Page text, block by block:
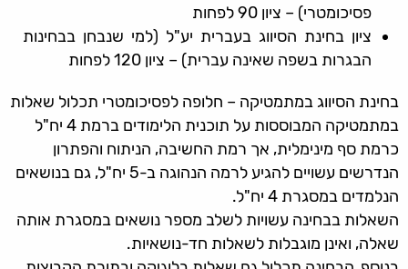
פסיכומטרי) – ציון 90 לפחות
ציון בחינת הסיווג בעברית יע"ל (למי שנבחן בבחינות
הבגרות בשפה שאינה עברית) – ציון 120 לפחות
בחינת הסיווג במתמטיקה – חלופה לפסיכומטרי תכלול שאלות
במתמטיקה המבוססות על תוכנית הלימודים ברמת 4 יח"ל
כרמת סף מינימלית, אך רמת החשיבה, הניתוח והפתרון
הנדרשים עשויים להגיע לרמה הנהוגה ב-5 יח"ל, גם בנושאים
הנלמדים במסגרת 4 יח"ל.
השאלות בבחינה עשויות לשלב מספר נושאים במסגרת אותה
שאלה, ואינן מוגבלות לשאלות חד-נושאיות.